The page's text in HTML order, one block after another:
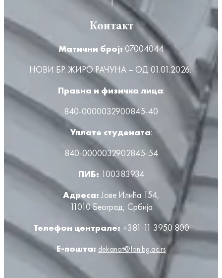
Контакт
Матични број: 07004044
НОВИ БР. ЖИРО РАЧУНА – ОД 01.01.2026.
Правна и физичка лица:
840-0000032900845-40
Уплате студената:
840-0000032902845-54
ПИБ: 100383934
Адреса:Јове Илића 154,
11010 Београд, Србија
Телефон централе: +381 11 3950 800
Е-пошта: dekanat@fon.bg.ac.rs